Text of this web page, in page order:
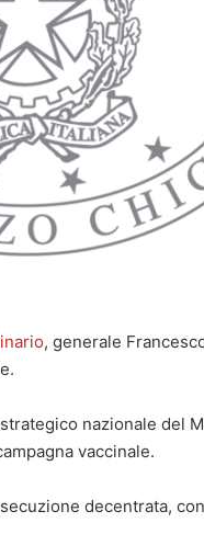
, generale
nazionale del
vaccinale.
decentrata,